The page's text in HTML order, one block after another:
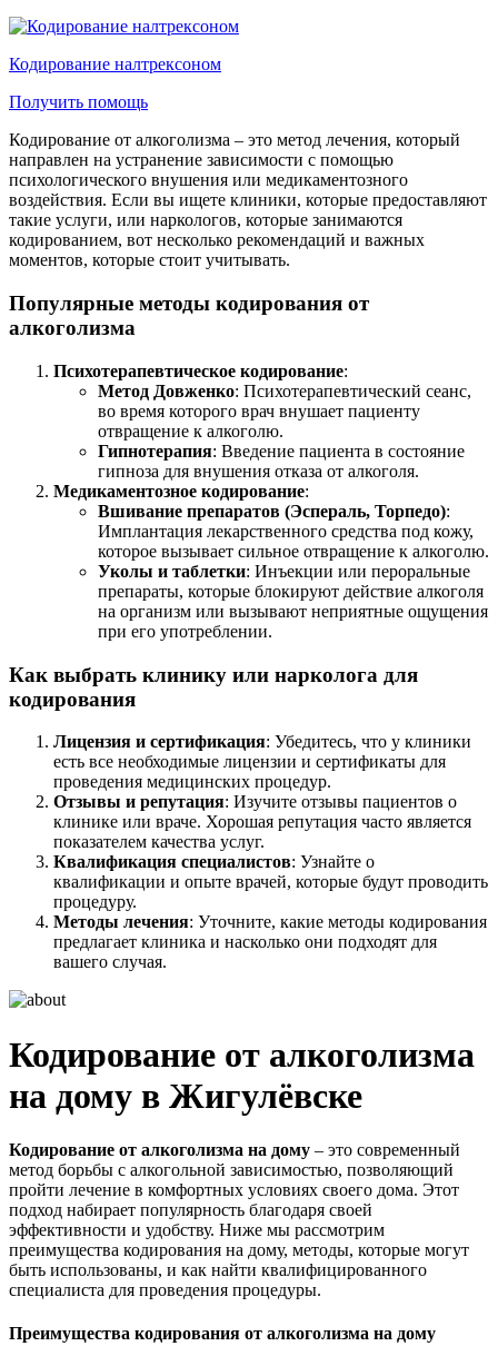
Кодирование налтрексоном
Получить помощь
Кодирование от алкоголизма – это метод лечения, который
направлен на устранение зависимости с помощью
психологического внушения или медикаментозного
воздействия. Если вы ищете клиники, которые предоставляют
такие услуги, или наркологов, которые занимаются
кодированием, вот несколько рекомендаций и важных
моментов, которые стоит учитывать.
Популярные методы кодирования от
алкоголизма
Психотерапевтическое кодирование:
Метод Довженко: Психотерапевтический сеанс,
во время которого врач внушает пациенту
отвращение к алкоголю.
Гипнотерапия: Введение пациента в состояние
гипноза для внушения отказа от алкоголя.
Медикаментозное кодирование:
Вшивание препаратов (Эспераль, Торпедо):
Имплантация лекарственного средства под кожу,
которое вызывает сильное отвращение к алкоголю.
Уколы и таблетки: Инъекции или пероральные
препараты, которые блокируют действие алкоголя
на организм или вызывают неприятные ощущения
при его употреблении.
Как выбрать клинику или нарколога для
кодирования
Лицензия и сертификация: Убедитесь, что у клиники
есть все необходимые лицензии и сертификаты для
проведения медицинских процедур.
Отзывы и репутация: Изучите отзывы пациентов о
клинике или враче. Хорошая репутация часто является
показателем качества услуг.
Квалификация специалистов: Узнайте о
квалификации и опыте врачей, которые будут проводить
процедуру.
Методы лечения: Уточните, какие методы кодирования
предлагает клиника и насколько они подходят для
вашего случая.
Кодирование от алкоголизма
на дому в Жигулёвске
Кодирование от алкоголизма на дому – это современный
метод борьбы с алкогольной зависимостью, позволяющий
пройти лечение в комфортных условиях своего дома. Этот
подход набирает популярность благодаря своей
эффективности и удобству. Ниже мы рассмотрим
преимущества кодирования на дому, методы, которые могут
быть использованы, и как найти квалифицированного
специалиста для проведения процедуры.
Преимущества кодирования от алкоголизма на дому